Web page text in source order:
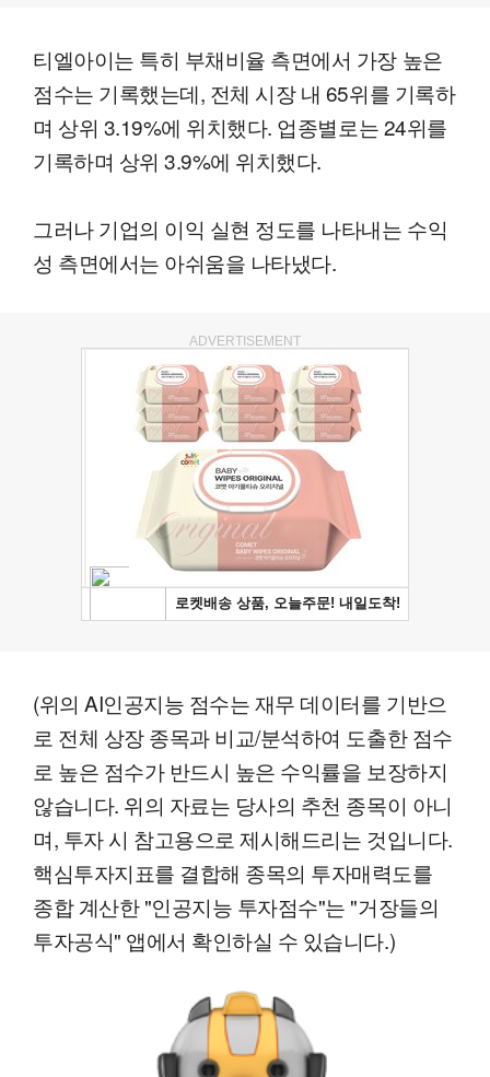
티엘아이는 특히 부채비율 측면에서 가장 높은
점수는 기록했는데, 전체 시장 내 65위를 기록하
며 상위 3.19%에 위치했다. 업종별로는 24위를
기록하며 상위 3.9%에 위치했다.
그러나 기업의 이익 실현 정도를 나타내는 수익
성 측면에서는 아쉬움을 나타냈다.
ADVERTISEMENT
(위의 AI인공지능 점수는 재무 데이터를 기반으
로 전체 상장 종목과 비교/분석하여 도출한 점수
로 높은 점수가 반드시 높은 수익률을 보장하지
않습니다. 위의 자료는 당사의 추천 종목이 아니
며, 투자 시 참고용으로 제시해드리는 것입니다.
핵심투자지표를 결합해 종목의 투자매력도를
종합 계산한 "인공지능 투자점수"는 "거장들의
투자공식" 앱에서 확인하실 수 있습니다.)